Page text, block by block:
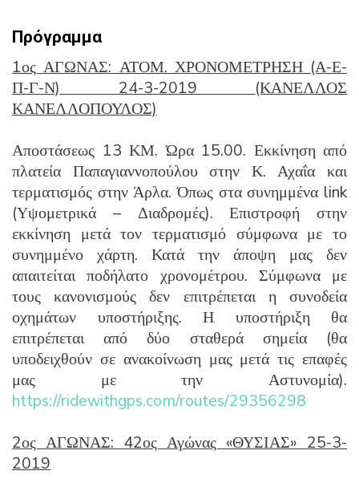
Πρόγραμμα
1ος ΑΓΩΝΑΣ: ΑΤΟΜ. ΧΡΟΝΟΜΕΤΡΗΣΗ (Α-Ε-
Π-Γ-Ν) 24-3-2019 (ΚΑΝΕΛΛΟΣ
ΚΑΝΕΛΛΟΠΟΥΛΟΣ)
Αποστάσεως 13 ΚΜ. Ώρα 15.00. Εκκίνηση από
πλατεία Παπαγιαννοπούλου στην Κ. Αχαΐα και
τερματισμός στην Άρλα. Όπως στα συνημμένα link
(Υψομετρικά – Διαδρομές). Επιστροφή στην
εκκίνηση μετά τον τερματισμό σύμφωνα με το
συνημμένο χάρτη. Κατά την άποψη μας δεν
απαιτείται ποδήλατο χρονομέτρου. Σύμφωνα με
τους κανονισμούς δεν επιτρέπεται η συνοδεία
οχημάτων υποστήριξης. Η υποστήριξη θα
επιτρέπεται από δύο σταθερά σημεία (θα
υποδειχθούν σε ανακοίνωση μας μετά τις επαφές
μας με την Αστυνομία).
https://ridewithgps.com/routes/29356298
2ος ΑΓΩΝΑΣ: 42ος Αγώνας «ΘΥΣΙΑΣ» 25-3-
2019